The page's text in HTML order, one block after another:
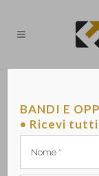
PUBBLICATO
NEWSLETTER
BANDI E
• Ricevi